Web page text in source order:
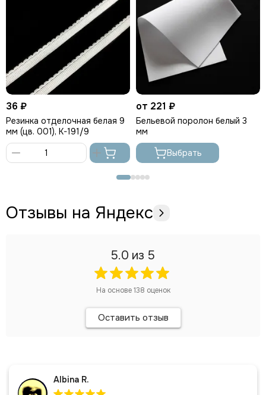
36 ₽
Резинка отделочная белая 9
мм (цв. 001), K-191/9
корзину
от 221 ₽
Бельевой поролон белый 3
мм
Выбрать
Отзывы на Яндекс
5.0 из 5
На основе138 оценок
Оставить отзыв
Albina R.